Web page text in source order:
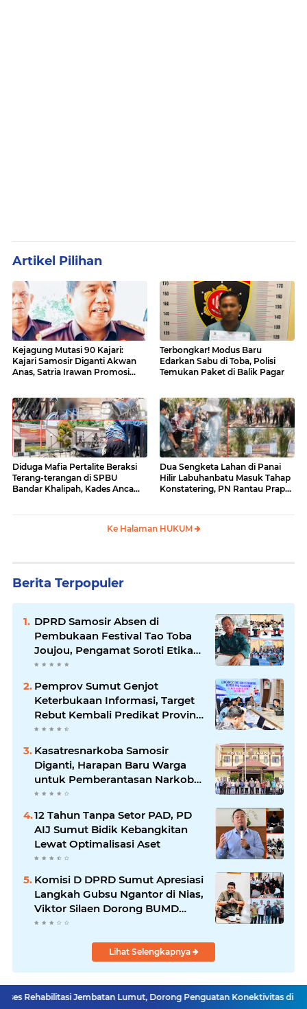
Artikel Pilihan
Kejagung Mutasi 90 Kajari:
Kajari Samosir Diganti Akwan
Anas, Satria Irawan Promosi
Terbongkar! Modus Baru
Edarkan Sabu di Toba, Polisi
Temukan Paket di Balik Pagar
Diduga Mafia Pertalite Beraksi
Terang-terangan di SPBU
Bandar Khalipah, Kades Ancam
Dua Sengketa Lahan di Panai
Hilir Labuhanbatu Masuk Tahap
Konstatering, PN Rantau Prapat
Ke Halaman HUKUM
Berita Terpopuler
DPRD Samosir Absen di
Pembukaan Festival Tao Toba
Joujou, Pengamat Soroti Etika
Birokrasi Pemkab
Pemprov Sumut Genjot
Keterbukaan Informasi, Target
Rebut Kembali Predikat Provinsi
Informatif
Kasatresnarkoba Samosir
Diganti, Harapan Baru Warga
untuk Pemberantasan Narkoba
Menguat
12 Tahun Tanpa Setor PAD, PD
AIJ Sumut Bidik Kebangkitan
Lewat Optimalisasi Aset
Komisi D DPRD Sumut Apresiasi
Langkah Gubsu Ngantor di Nias,
Viktor Silaen Dorong BUMD
Kelola Rumput Laut
Lihat Selengkapnya
Jembatan Lumut, Dorong Penguatan Konektivitas di Aceh Pasien